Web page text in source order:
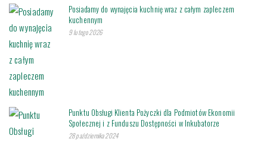
Posiadamy do wynajęcia kuchnię wraz z całym zapleczem
kuchennym
9 lutego 2026
Punktu Obsługi Klienta Pożyczki dla Podmiotów Ekonomii
Społecznej i z Funduszu Dostępności w Inkubatorze
28 października 2024